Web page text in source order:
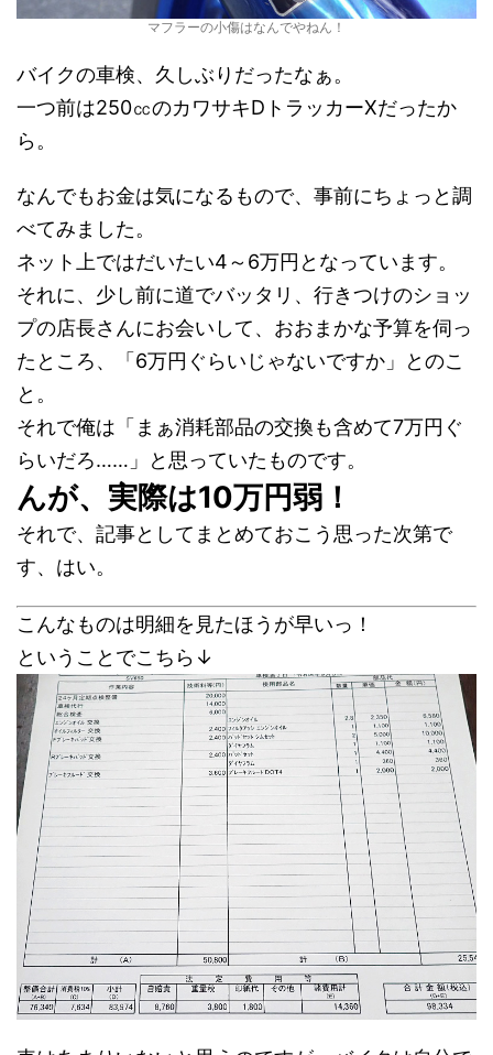
マフラーの小傷はなんでやねん！
バイクの車検、久しぶりだったなぁ。
一つ前は250㏄のカワサキDトラッカーXだったか
ら。
なんでもお金は気になるもので、事前にちょっと調
べてみました。
ネット上ではだいたい4～6万円となっています。
それに、少し前に道でバッタリ、行きつけのショッ
プの店長さんにお会いして、おおまかな予算を伺っ
たところ、「6万円ぐらいじゃないですか」とのこ
と。
それで俺は「まぁ消耗部品の交換も含めて7万円ぐ
らいだろ……」と思っていたものです。
んが、実際は10万円弱！
それで、記事としてまとめておこう思った次第で
す、はい。
こんなものは明細を見たほうが早いっ！
ということでこちら↓